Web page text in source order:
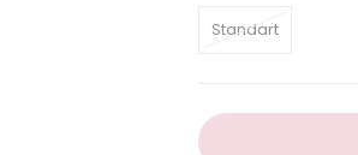
Standart